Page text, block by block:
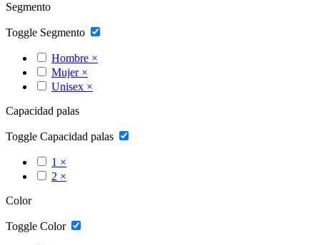
Segmento
Toggle Segmento
Hombre ×
Mujer ×
Unisex ×
Capacidad palas
Toggle Capacidad palas
1 ×
2 ×
Color
Toggle Color